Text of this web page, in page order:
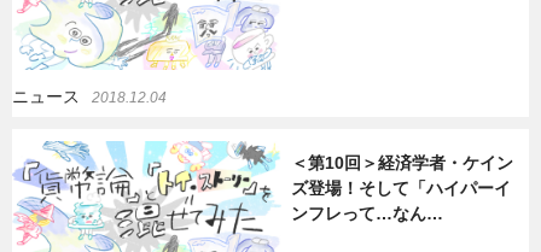
ニュース 2018.12.04
＜第10回＞経済学者・ケイン
ズ登場！そして「ハイパーイ
ンフレって…なん…